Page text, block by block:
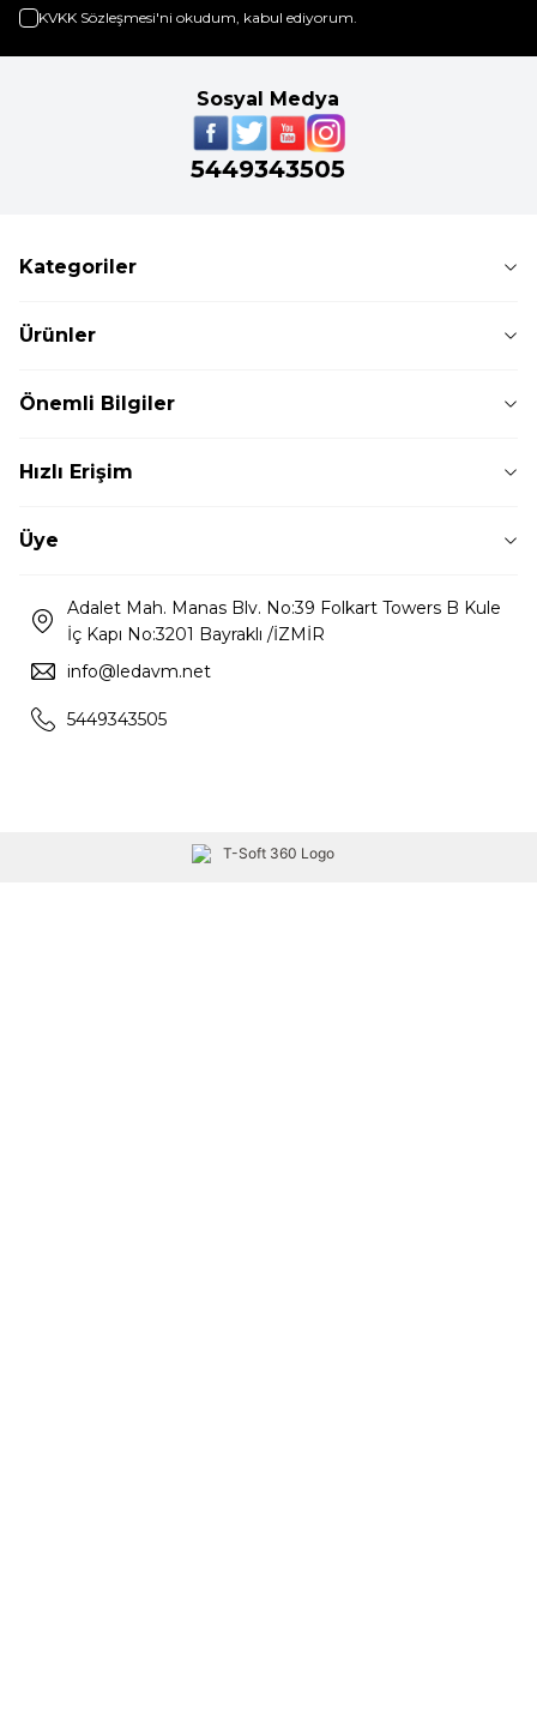
KVKK Sözleşmesi'ni okudum, kabul ediyorum.
Sosyal Medya
5449343505
Kategoriler
Ürünler
Önemli Bilgiler
Hızlı Erişim
Üye
Adalet Mah. Manas Blv. No:39 Folkart Towers B Kule
İç Kapı No:3201 Bayraklı /İZMİR
info@ledavm.net
5449343505